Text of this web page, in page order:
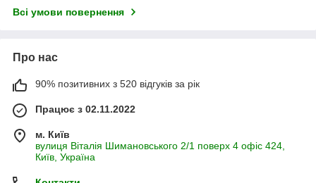
Всі умови повернення
Про нас
90% позитивних з 520 відгуків за рік
Працює з 02.11.2022
м. Київ
вулиця Віталія Шимановського 2/1 поверх 4 офіс 424,
Київ, Україна